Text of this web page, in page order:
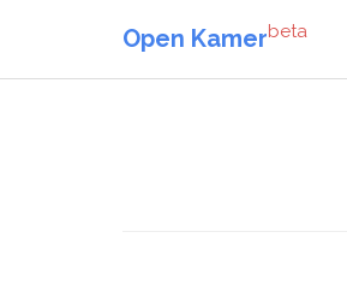
Open Kamerbeta